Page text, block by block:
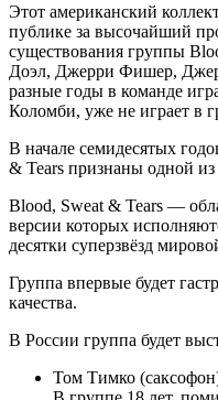
Этот американский
публике за высочайший
существования группы
Доэл, Джерри Фишер,
разные годы в команде
Коломби, уже не играет в
В начале семидесятых
& Tears признаны одной
Blood, Sweat & Tears —
версии которых
десятки суперзвёзд
Группа впервые будет
качества.
В России группа будет
Том Тимко